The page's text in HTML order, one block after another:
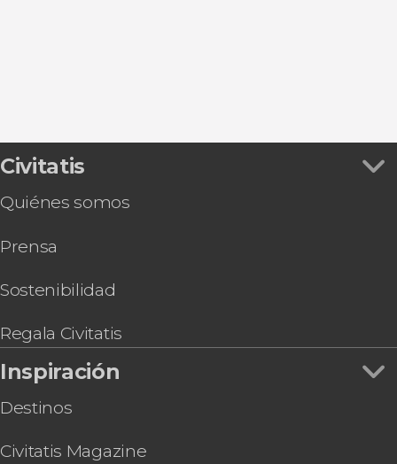
Civitatis
Quiénes somos
Prensa
Sostenibilidad
Regala Civitatis
Inspiración
Destinos
Civitatis Magazine